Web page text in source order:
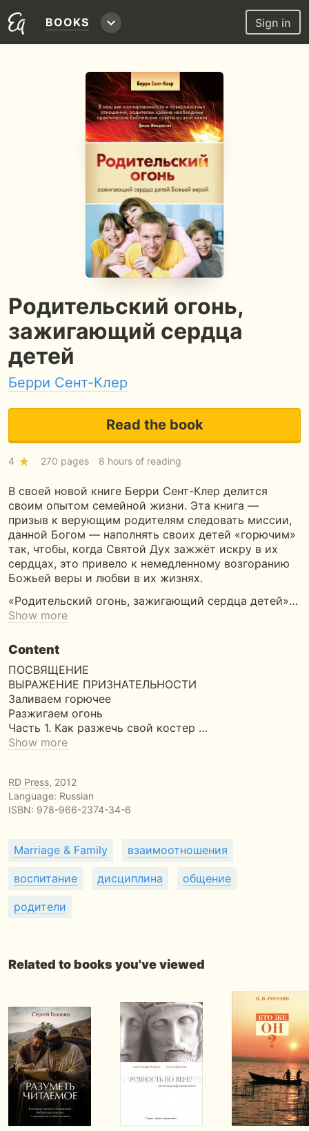
BOOKS Sign in
Родительский огонь,
зажигающий сердца
детей
Берри Сент-Клер
Read the book
4 270 pages 8 hours of reading
В своей новой книге Берри Сент-Клер делится
своим опытом семейной жизни. Эта книга —
призыв к верующим родителям следовать миссии,
данной Богом — наполнять своих детей «горючим»
так, чтобы, когда Святой Дух зажжёт искру в их
сердцах, это привело к немедленному возгоранию
Божьей веры и любви в их жизнях.
«Родительский огонь, зажигающий сердца детей»…
Show more
Content
ПОСВЯЩЕНИЕ
ВЫРАЖЕНИЕ ПРИЗНАТЕЛЬНОСТИ
Заливаем горючее
Разжигаем огонь
Часть 1. Как разжечь свой костер …
Show more
RD Press, 2012
Language: Russian
ISBN: 978-966-2374-34-6
Marriage & Family взаимоотношения
воспитание дисциплина общение
родители
Related to books you've viewed